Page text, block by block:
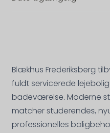
Blækhus Frederiksberg
fuldt servicerede
badeværelse. Moderne
matcher studerendes,
professionelles